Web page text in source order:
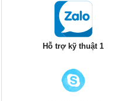
Hỗ trợ kỹ thuật 1